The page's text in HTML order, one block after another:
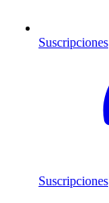
Suscripciones
Suscripciones